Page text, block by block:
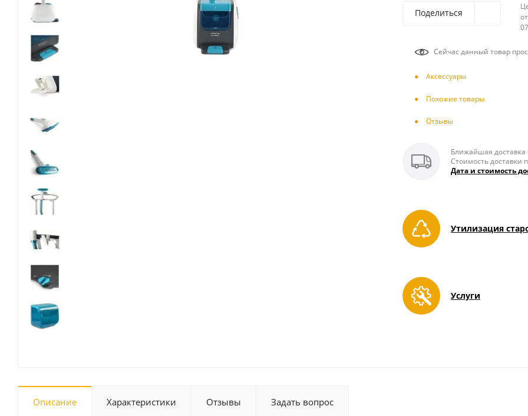
Поделиться
Сейчас данный товар
Аксесcуары
Похожие товары
Отзывы
Ближайшая доставка
Стоимость доставки
Дата и стоимость
Утилизация
Услуги
Описание Характеристики Отзывы Задать вопрос